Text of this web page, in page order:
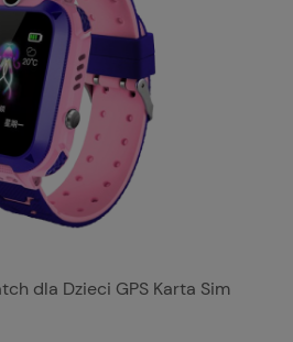
dla Dzieci GPS Karta Sim